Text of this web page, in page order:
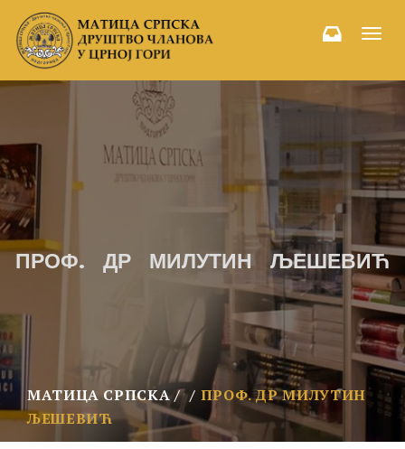
ПРОФ. ДР МИЛУТИН ЉЕШЕВИЋ
МАТИЦА СРПСКА
ПРОФ. ДР МИЛУТИН
ЉЕШЕВИЋ